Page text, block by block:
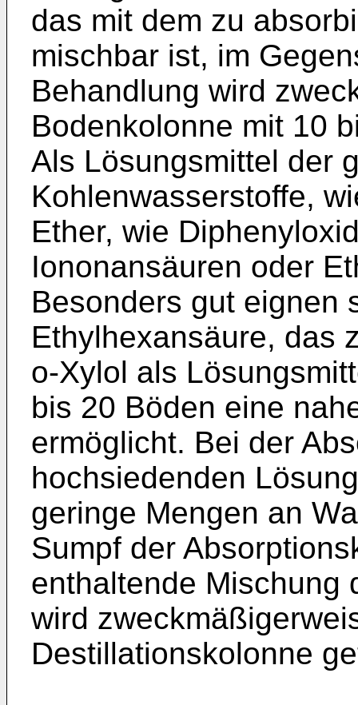
das mit dem zu
mischbar ist, im
Behandlung wird
Bodenkolonne mit 10
Als Lösungsmittel der
Kohlenwasserstoffe,
Ether, wie
Iononansäuren oder
Besonders gut eignen
Ethylhexansäure, das
o-Xylol als
bis 20 Böden eine
ermöglicht. Bei der
hochsiedenden
geringe Mengen an
Sumpf der
enthaltende Mischung
wird
Destillationskolonne